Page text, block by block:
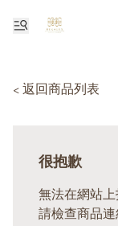
< 返回商品列表
很抱歉
無法在網站上
請檢查商品連